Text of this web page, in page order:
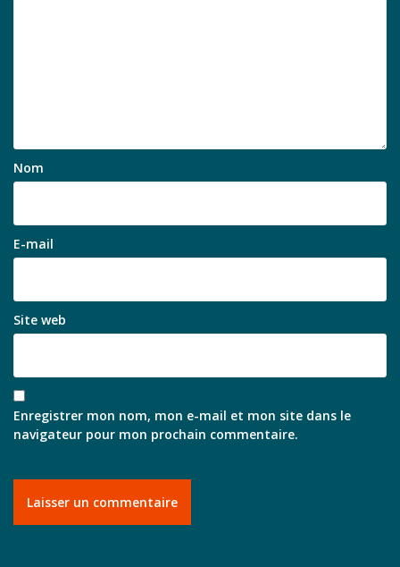
Nom
E-mail
Site web
Enregistrer mon nom, mon e-mail et mon site dans le
navigateur pour mon prochain commentaire.